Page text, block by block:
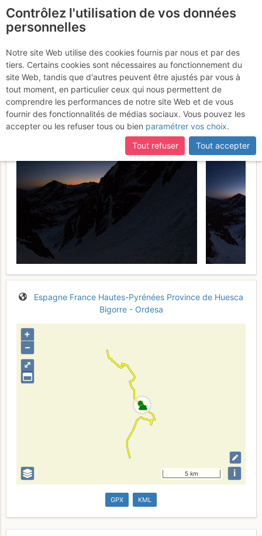
Enchaînement Grand
Astazou : Couloir Swan >
Mont Perdu Face N
Samedi 22
avril 2017
Espagne France Hautes-Pyrénées Province de Huesca
Bigorre - Ordesa
⤢
+
–
5 km i
GPX KML
Contrôlez l'utilisation de vos données
personnelles
Notre site Web utilise des cookies fournis par nous et par des
tiers. Certains cookies sont nécessaires au fonctionnement du
site Web, tandis que d'autres peuvent être ajustés par vous à
tout moment, en particulier ceux qui nous permettent de
comprendre les performances de notre site Web et de vous
fournir des fonctionnalités de médias sociaux. Vous pouvez les
accepter ou les refuser tous ou bien paramétrer vos choix.
Tout refuser
Tout accepter